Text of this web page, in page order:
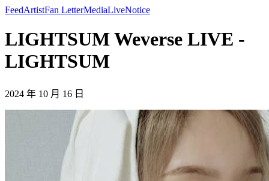
FeedArtistFan LetterMediaLiveNotice
LIGHTSUM Weverse LIVE -
LIGHTSUM
2024 年 10 月 16 日